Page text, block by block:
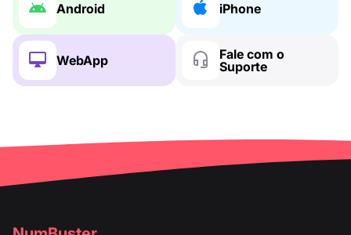
Android iPhone
WebApp
Fale com o
Suporte